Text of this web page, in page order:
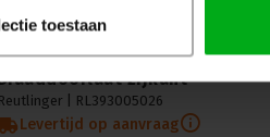
toestaan
| Staalkabel
zijkant
Reutlinger | RL393005026
Levertijd op aanvraag